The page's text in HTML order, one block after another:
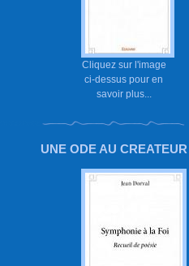
Cliquez sur l'image
ci-dessus pour en
savoir plus...
UNE ODE AU CREATEUR